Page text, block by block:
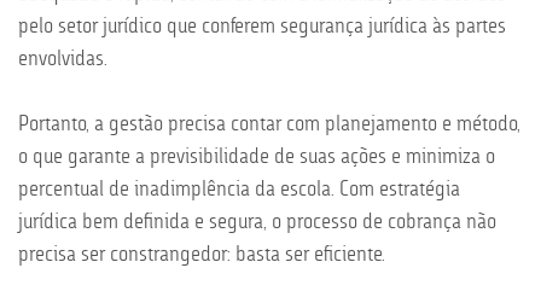
pelo setor jurídico que conferem segurança jurídica às partes
envolvidas.
Portanto, a gestão precisa contar com planejamento e método,
o que garante a previsibilidade de suas ações e minimiza o
percentual de inadimplência da escola. Com estratégia
jurídica bem definida e segura, o processo de cobrança não
precisa ser constrangedor: basta ser eficiente.